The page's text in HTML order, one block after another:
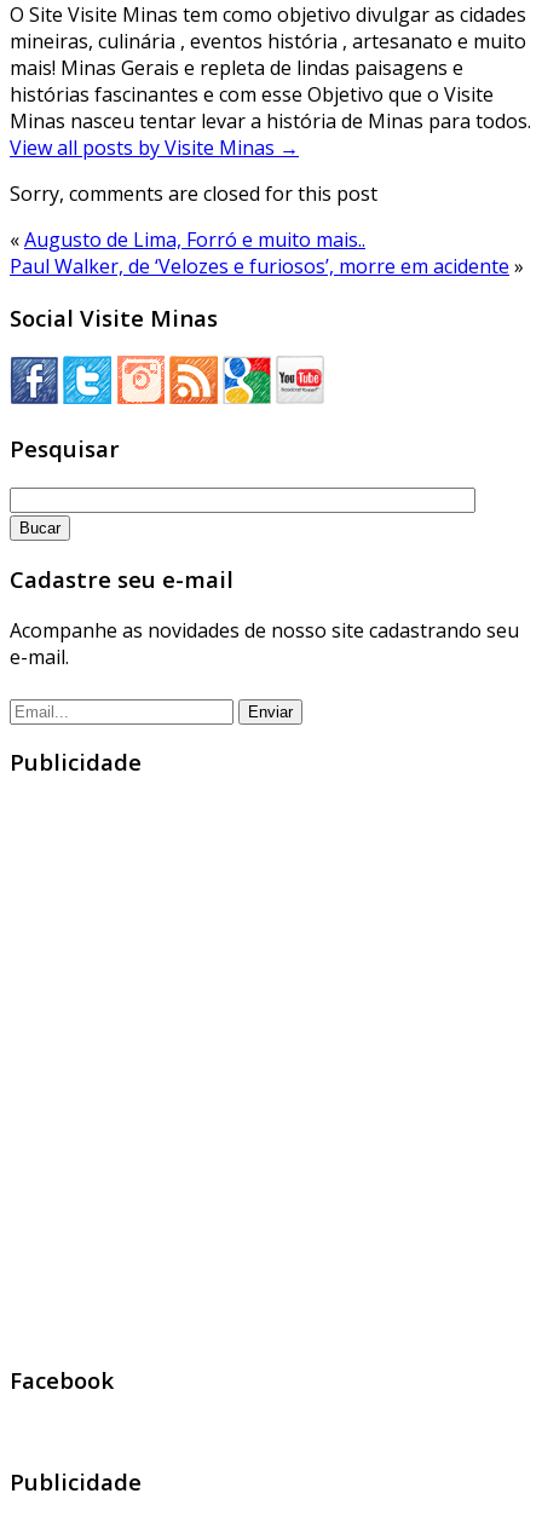
O Site Visite Minas tem como objetivo divulgar as cidades
mineiras, culinária , eventos história , artesanato e muito
mais! Minas Gerais e repleta de lindas paisagens e
histórias fascinantes e com esse Objetivo que o Visite
Minas nasceu tentar levar a história de Minas para todos.
View all posts by Visite Minas →
Sorry, comments are closed for this post
«Augusto de Lima, Forró e muito mais..
Paul Walker, de ‘Velozes e furiosos’, morre em acidente »
Social Visite Minas
Pesquisar
Cadastre seu e-mail
Acompanhe as novidades de nosso site cadastrando seu
e-mail.
Publicidade
Facebook
Publicidade